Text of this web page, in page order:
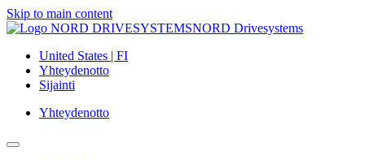
Skip to main content
NORD Drivesystems
United States | FI
Yhteydenotto
Sijainti
Yhteydenotto